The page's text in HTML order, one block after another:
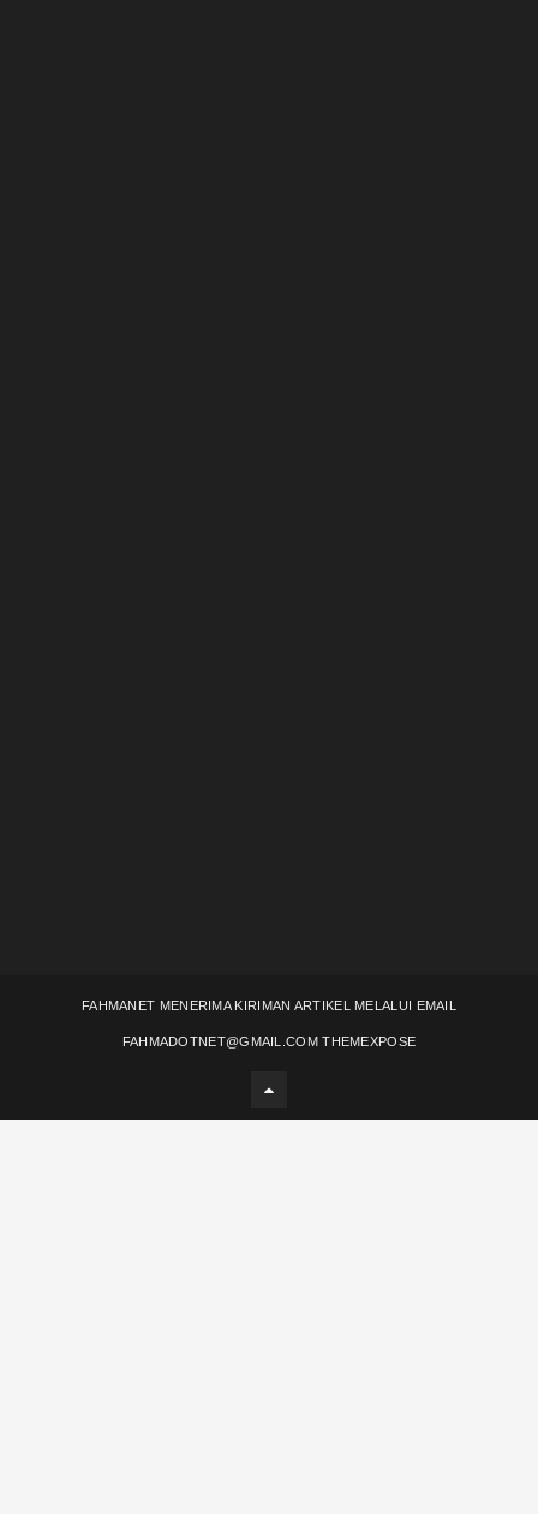
FAHMANET MENERIMA KIRIMAN ARTIKEL MELALUI EMAIL
FAHMADOTNET@GMAIL.COMTHEMEXPOSE